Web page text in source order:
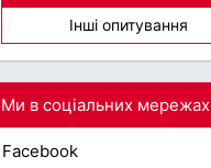
Інші опитування
Ми в соціальних мережах
Facebook